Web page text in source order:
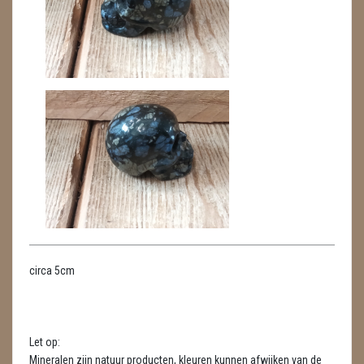
METEORIETEN
READING EN PERSOONLIJK ADVIES
RUWE STENEN
SCHEDELS / SKULLS
DRAKENSCHEDELS
SCHEDELS / SKULLS
SELENIET
VLINDERS
circa 5cm
Let op:
Mineralen zijn natuur producten, kleuren kunnen afwijken van de